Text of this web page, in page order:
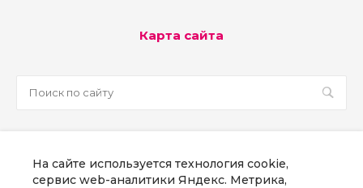
Карта сайта
8 800 300 58 70
На сайте используется технология cookie,
сервис web-аналитики Яндекс. Метрика,